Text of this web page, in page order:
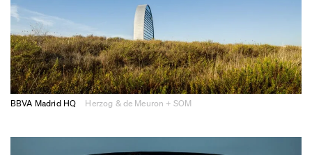
BBVA Madrid HQ Herzog & de Meuron + SOM